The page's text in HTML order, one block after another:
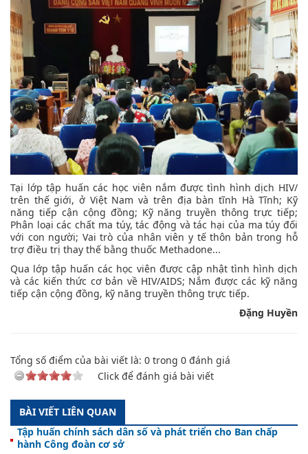
Tại lớp tập huấn các học viên nắm được tình hình dịch HIV/
trên thế giới, ở Việt Nam và trên địa bàn tĩnh Hà Tĩnh; Kỹ
năng tiếp cận cộng đồng; Kỹ năng truyền thông trực tiếp;
Phân loại các chất ma túy, tác động và tác hại của ma túy đối
với con người; Vai trò của nhân viên y tế thôn bản trong hỗ
trợ điều trị thay thế bằng thuốc Methadone...
Qua lớp tập huấn các học viên được cập nhật tình hình dịch
và các kiến thức cơ bản về HIV/AIDS; Nắm được các kỹ năng
tiếp cận cộng đồng, kỹ năng truyền thông trực tiếp.
Đặng Huyền
Tổng số điểm của bài viết là: 0 trong 0 đánh giá
Click để đánh giá bài viết
BÀI VIẾT LIÊN QUAN
Tập huấn chính sách dân số và phát triển cho Ban chấp
hành Công đoàn cơ sở